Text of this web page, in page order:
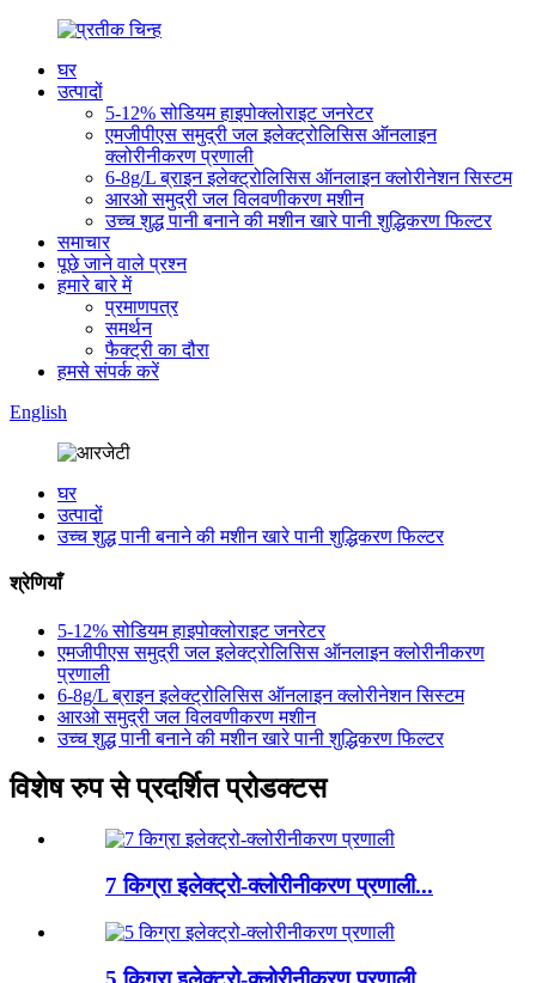
घर
उत्पादों
5-12% सोडियम हाइपोक्लोराइट जनरेटर
एमजीपीएस समुद्री जल इलेक्ट्रोलिसिस ऑनलाइन
क्लोरीनीकरण प्रणाली
6-8g/L ब्राइन इलेक्ट्रोलिसिस ऑनलाइन क्लोरीनेशन सिस्टम
आरओ समुद्री जल विलवणीकरण मशीन
उच्च शुद्ध पानी बनाने की मशीन खारे पानी शुद्धिकरण फिल्टर
समाचार
पूछे जाने वाले प्रश्न
हमारे बारे में
प्रमाणपत्र
समर्थन
फैक्ट्री का दौरा
हमसे संपर्क करें
English
घर
उत्पादों
उच्च शुद्ध पानी बनाने की मशीन खारे पानी शुद्धिकरण फिल्टर
श्रेणियाँ
5-12% सोडियम हाइपोक्लोराइट जनरेटर
एमजीपीएस समुद्री जल इलेक्ट्रोलिसिस ऑनलाइन क्लोरीनीकरण
प्रणाली
6-8g/L ब्राइन इलेक्ट्रोलिसिस ऑनलाइन क्लोरीनेशन सिस्टम
आरओ समुद्री जल विलवणीकरण मशीन
उच्च शुद्ध पानी बनाने की मशीन खारे पानी शुद्धिकरण फिल्टर
विशेष रुप से प्रदर्शित प्रोडक्टस
7 किग्रा इलेक्ट्रो-क्लोरीनीकरण प्रणाली...